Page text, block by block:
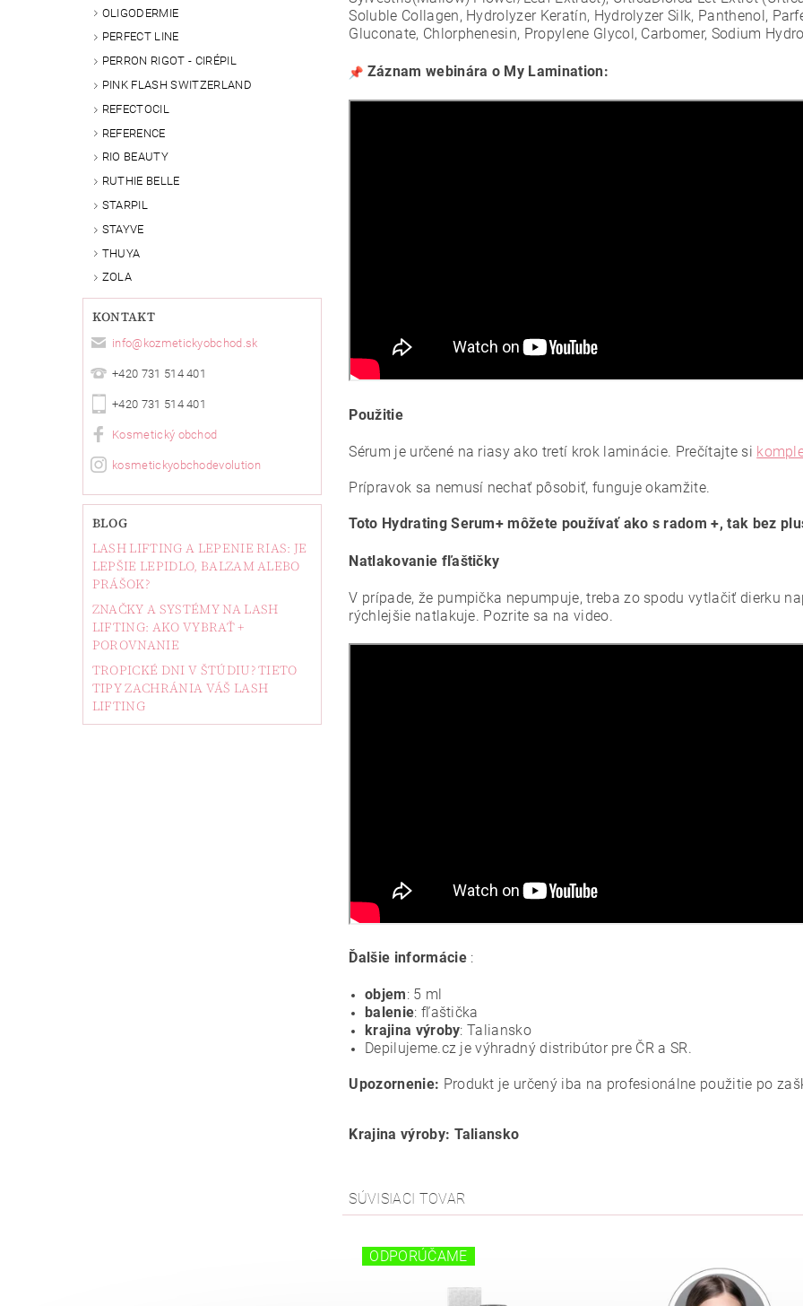
OLIGODERMIE
PERFECT LINE
PERRON RIGOT - CIRÉPIL
PINK FLASH SWITZERLAND
REFECTOCIL
REFERENCE
RIO BEAUTY
RUTHIE BELLE
STARPIL
STAYVE
THUYA
ZOLA
KONTAKT
info@ kozmetickyobchod.sk
+420 731 514 401
+420 731 514 401
Kosmetický obchod
kosmetickyobchodevolution
BLOG
LASH LIFTING A LEPENIE RIAS: JE
LEPŠIE LEPIDLO, BALZAM ALEBO
PRÁŠOK?
ZNAČKY A SYSTÉMY NA LASH
LIFTING: AKO VYBRAŤ +
POROVNANIE
TROPICKÉ DNI V ŠTÚDIU? TIETO
TIPY ZACHRÁNIA VÁŠ LASH
LIFTING
Soluble Collagen, Hydrolyzer Keratín, Hydrolyzer Silk, Panthenol,
Gluconate, Chlorphenesin, Propylene Glycol, Carbomer, Sodium
Záznam webinára o My Lamination:
Použitie
Sérum je určené na riasy ako tretí krok laminácie. Prečítajte si
Prípravok sa nemusí nechať pôsobiť, funguje okamžite.
Toto Hydrating Serum+ môžete používať ako s radom +, tak bez
Natlakovanie fľaštičky
V prípade, že pumpička nepumpuje, treba zo spodu vytlačiť dierku
rýchlejšie natlakuje. Pozrite sa na video.
Ďalšie informácie :
objem: 5 ml
balenie: fľaštička
krajina výroby: Taliansko
Depilujeme.cz je výhradný distribútor pre ČR a SR.
Upozornenie: Produkt je určený iba na profesionálne použitie po
Krajina výroby: Taliansko
SÚVISIACI TOVAR
ODPORÚČAME